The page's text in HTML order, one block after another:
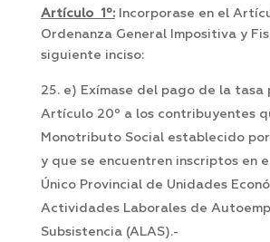
Artículo 1º:Incorporase en el
Ordenanza General Impositiva y
siguiente inciso:
e) Exímase del pago de la tasa
Artículo 20º a los contribuyentes
Monotributo Social establecido por
y que se encuentren inscriptos en
Único Provincial de Unidades
Actividades Laborales de
Subsistencia (ALAS).-